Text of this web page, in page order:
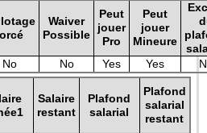
Waiver
Possible
Peut
jouer
Pro
Peut
jouer
Mineure
No No Yes Yes
Salaire
restant
Plafond
salarial
Plafond
salarial
restant